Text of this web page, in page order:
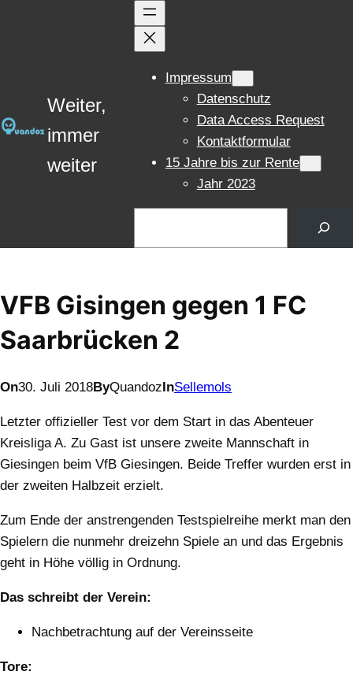
Weiter,
immer
weiter
Impressum
Datenschutz
Data Access Request
Kontaktformular
15 Jahre bis zur Rente
Jahr 2023
VFB Gisingen gegen 1 FC
Saarbrücken 2
On30. Juli 2018ByQuandozInSellemols
Letzter offizieller Test vor dem Start in das Abenteuer
Kreisliga A. Zu Gast ist unsere zweite Mannschaft in
Giesingen beim VfB Giesingen. Beide Treffer wurden erst in
der zweiten Halbzeit erzielt.
Zum Ende der anstrengenden Testspielreihe merkt man den
Spielern die nunmehr dreizehn Spiele an und das Ergebnis
geht in Höhe völlig in Ordnung.
Das schreibt der Verein:
Nachbetrachtung auf der Vereinsseite
Tore: